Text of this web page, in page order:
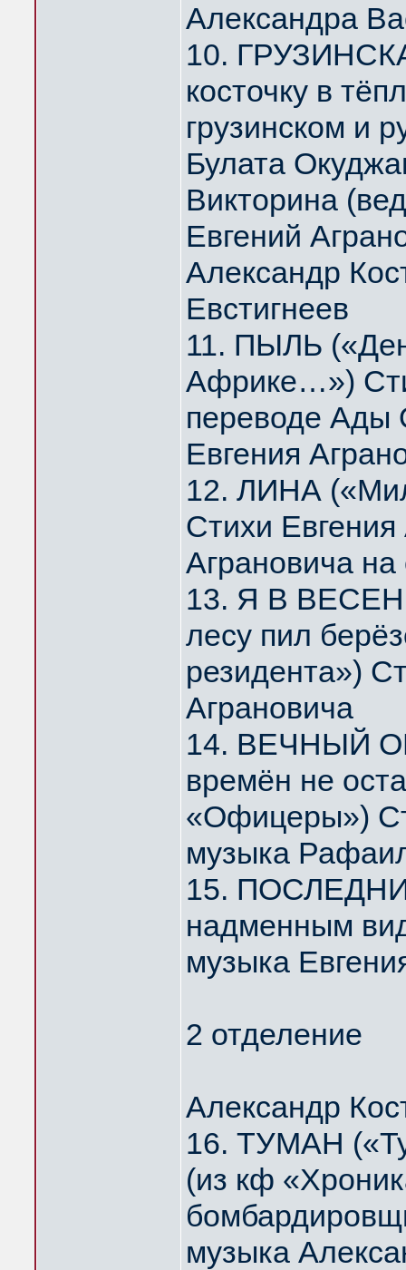
Александра
10.
косточку в
грузинском и
Булата
Викторина
Евгений
Александр
Евстигнеев
11. ПЫЛЬ
Африке…»)
переводе Ады
Евгения
12. ЛИНА
Стихи
Аграновича
13. Я В
лесу пил
резидента»)
Аграновича
14. ВЕЧНЫЙ
времён не
«Офицеры»)
музыка
15.
надменным
музыка
2 отделение
Александр
16. ТУМАН
(из кф
музыка